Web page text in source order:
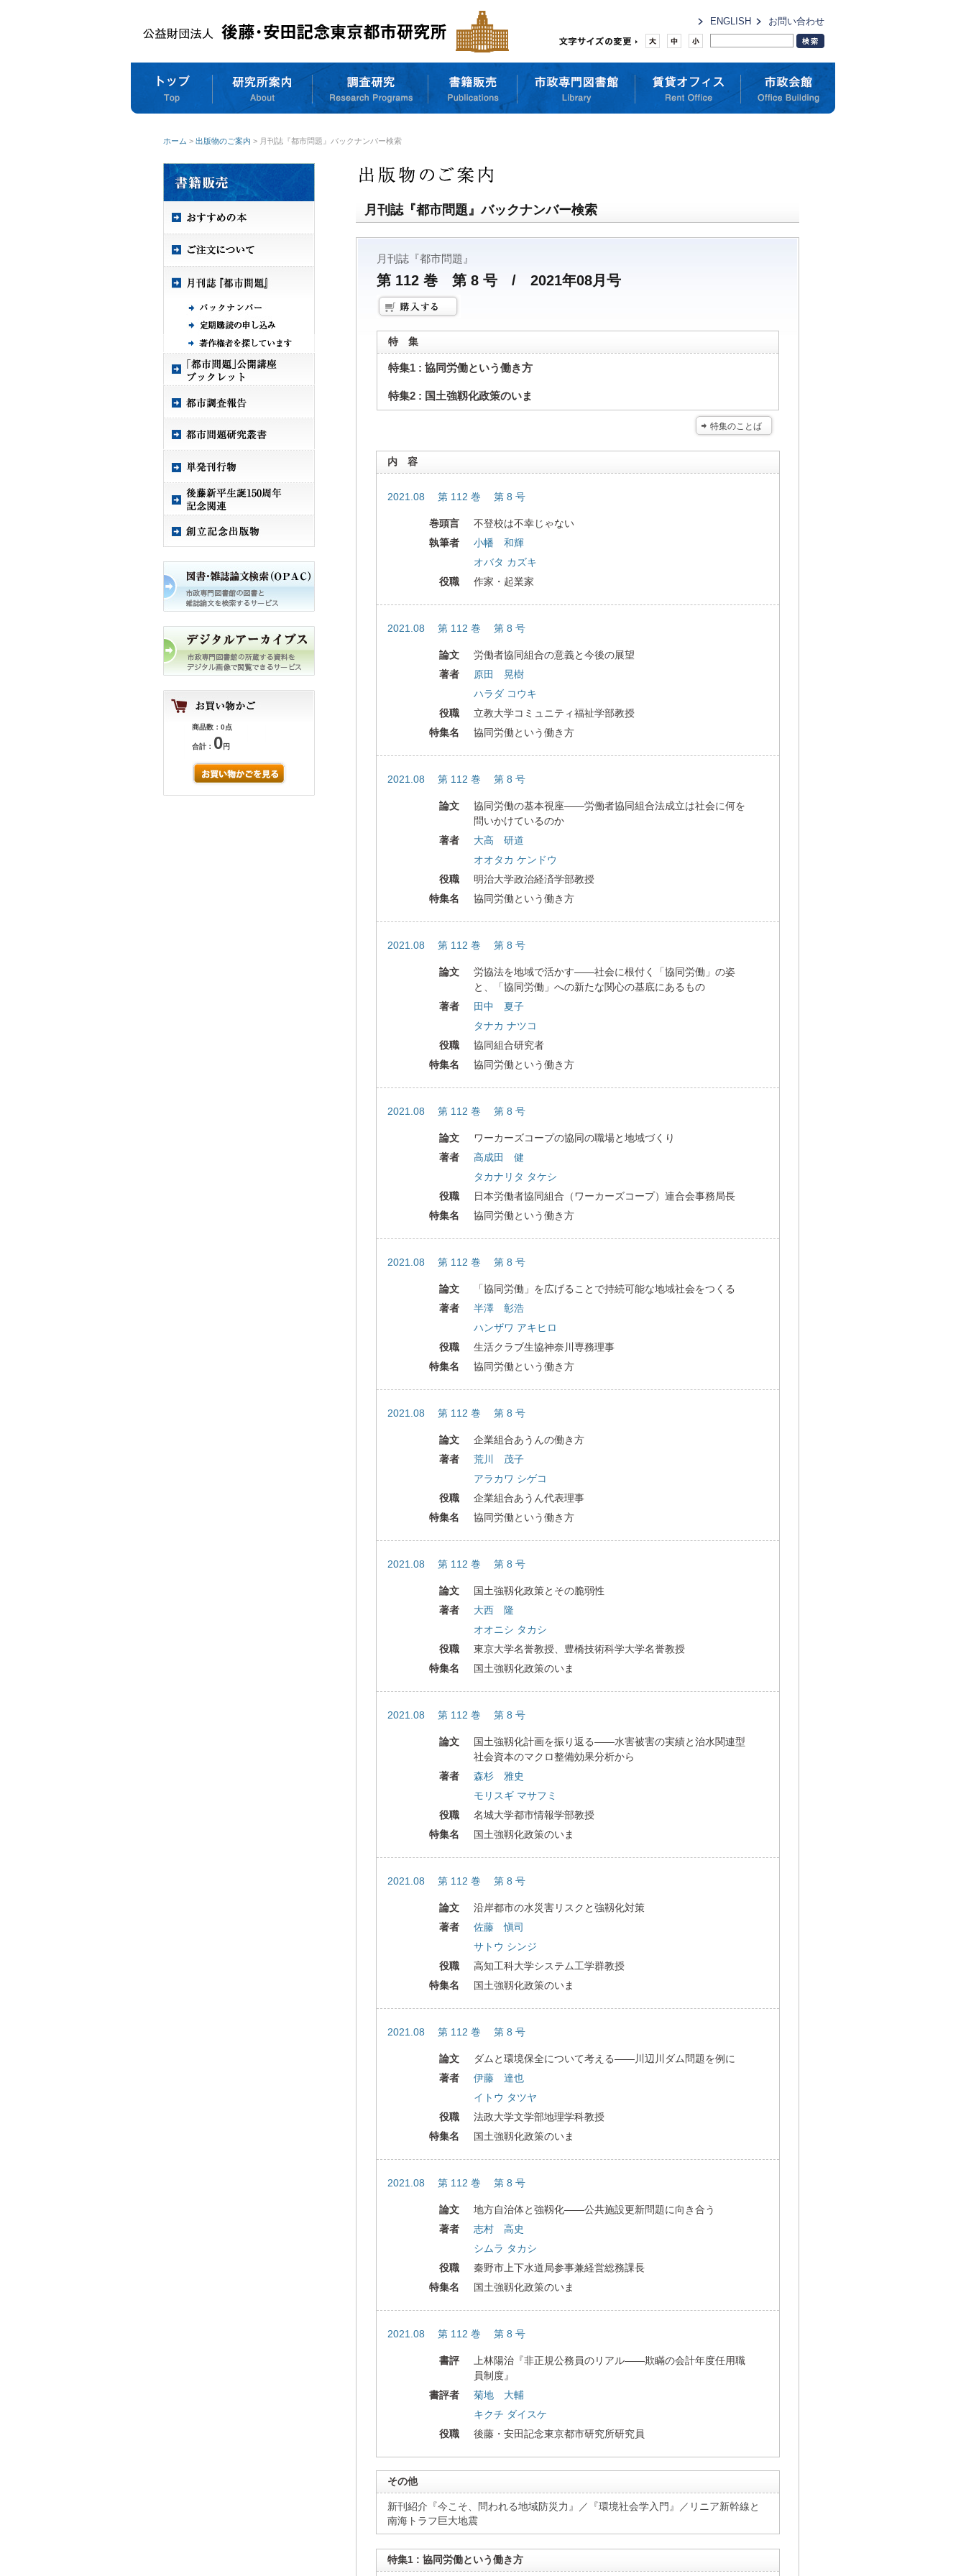
ENGLISH お問い合わせ
ホーム > 出版物のご案内 > 月刊誌『都市問題』バックナンバー検索
商品数：0点
合計： 0円
月刊誌『都市問題』バックナンバー検索
月刊誌『都市問題』
第 112 巻 第 8 号 / 2021年08月号
特 集
特集1 : 協同労働という働き方
特集2 : 国土強靱化政策のいま
特集のことば
内 容
2021.08 第 112 巻 第 8 号
巻頭言
不登校は不幸じゃない
執筆者
小幡 和輝
オバタ カズキ
役職
作家・起業家
2021.08 第 112 巻 第 8 号
論文
労働者協同組合の意義と今後の展望
著者
原田 晃樹
ハラダ コウキ
役職
立教大学コミュニティ福祉学部教授
特集名
協同労働という働き方
2021.08 第 112 巻 第 8 号
論文
協同労働の基本視座――労働者協同組合法成立は社会に何を
問いかけているのか
著者
大高 研道
オオタカ ケンドウ
役職
明治大学政治経済学部教授
特集名
協同労働という働き方
2021.08 第 112 巻 第 8 号
論文
労協法を地域で活かす――社会に根付く「協同労働」の姿
と、「協同労働」への新たな関心の基底にあるもの
著者
田中 夏子
タナカ ナツコ
役職
協同組合研究者
特集名
協同労働という働き方
2021.08 第 112 巻 第 8 号
論文
ワーカーズコープの協同の職場と地域づくり
著者
高成田 健
タカナリタ タケシ
役職
日本労働者協同組合（ワーカーズコープ）連合会事務局長
特集名
協同労働という働き方
2021.08 第 112 巻 第 8 号
論文
「協同労働」を広げることで持続可能な地域社会をつくる
著者
半澤 彰浩
ハンザワ アキヒロ
役職
生活クラブ生協神奈川専務理事
特集名
協同労働という働き方
2021.08 第 112 巻 第 8 号
論文
企業組合あうんの働き方
著者
荒川 茂子
アラカワ シゲコ
役職
企業組合あうん代表理事
特集名
協同労働という働き方
2021.08 第 112 巻 第 8 号
論文
国土強靱化政策とその脆弱性
著者
大西 隆
オオニシ タカシ
役職
東京大学名誉教授、豊橋技術科学大学名誉教授
特集名
国土強靱化政策のいま
2021.08 第 112 巻 第 8 号
論文
国土強靱化計画を振り返る――水害被害の実績と治水関連型
社会資本のマクロ整備効果分析から
著者
森杉 雅史
モリスギ マサフミ
役職
名城大学都市情報学部教授
特集名
国土強靱化政策のいま
2021.08 第 112 巻 第 8 号
論文
沿岸都市の水災害リスクと強靱化対策
著者
佐藤 愼司
サトウ シンジ
役職
高知工科大学システム工学群教授
特集名
国土強靱化政策のいま
2021.08 第 112 巻 第 8 号
論文
ダムと環境保全について考える――川辺川ダム問題を例に
著者
伊藤 達也
イトウ タツヤ
役職
法政大学文学部地理学科教授
特集名
国土強靱化政策のいま
2021.08 第 112 巻 第 8 号
論文
地方自治体と強靱化――公共施設更新問題に向き合う
著者
志村 高史
シムラ タカシ
役職
秦野市上下水道局参事兼経営総務課長
特集名
国土強靱化政策のいま
2021.08 第 112 巻 第 8 号
書評
上林陽治『非正規公務員のリアル――欺瞞の会計年度任用職
員制度』
書評者
菊地 大輔
キクチ ダイスケ
役職
後藤・安田記念東京都市研究所研究員
その他
新刊紹介『今こそ、問われる地域防災力』／『環境社会学入門』／リニア新幹線と
南海トラフ巨大地震
特集1 : 協同労働という働き方